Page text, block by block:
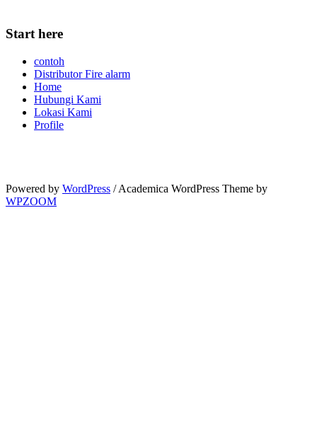
Start here
contoh
Distributor Fire alarm
Home
Hubungi Kami
Lokasi Kami
Profile
Powered by WordPress / Academica WordPress Theme by
WPZOOM